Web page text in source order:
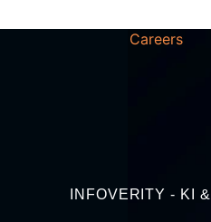
Careers
INFOVERITY - KI